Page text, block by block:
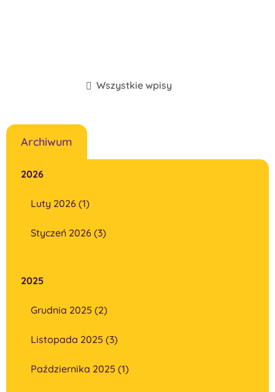
Wszystkie wpisy
Archiwum
2026
Luty 2026 (1)
Styczeń 2026 (3)
2025
Grudnia 2025 (2)
Listopada 2025 (3)
Października 2025 (1)